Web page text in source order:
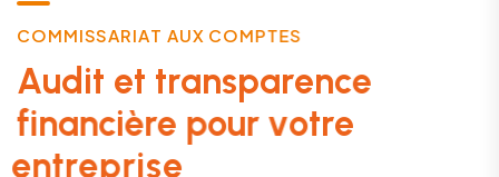
COMMISSARIAT AUX COMPTES
Aud it et transparence
financière pour votre
entreprise